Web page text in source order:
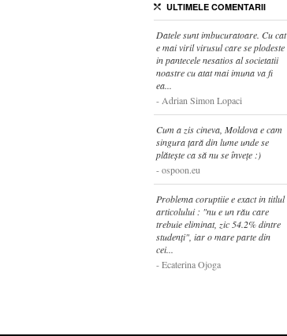
ULTIMELE COMENTARII
Datele sunt imbucuratoare. Cu cat
e mai viril virusul care se plodeste
in pantecele nesatios al societatii
noastre cu atat mai imuna va fi
ea...
Adrian Simon Lopaci
Cum a zis cineva, Moldova e cam
singura țară din lume unde se
plătește ca să nu se învețe :)
ospoon.eu
Problema coruptiie e exact in titlul
articolului : "nu e un rău care
trebuie eliminat, zic 54.2% dintre
studenți", iar o mare parte din
cei...
Ecaterina Ojoga